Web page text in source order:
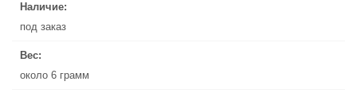
Наличие:
под заказ
Вес:
около 6 грамм